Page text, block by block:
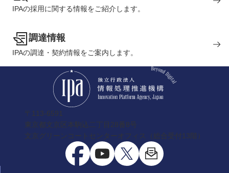
IPAの採用に関する情報をご紹介します。
調達情報
IPAの調達・契約情報をご案内します。
〒113-6591
東京都文京区本駒込二丁目28番8号
文京グリーンコートセンターオフィス（総合受付13階）